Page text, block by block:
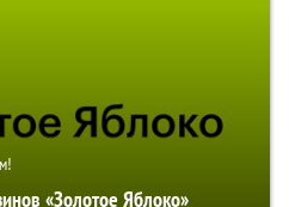
«Золотое Яблоко»